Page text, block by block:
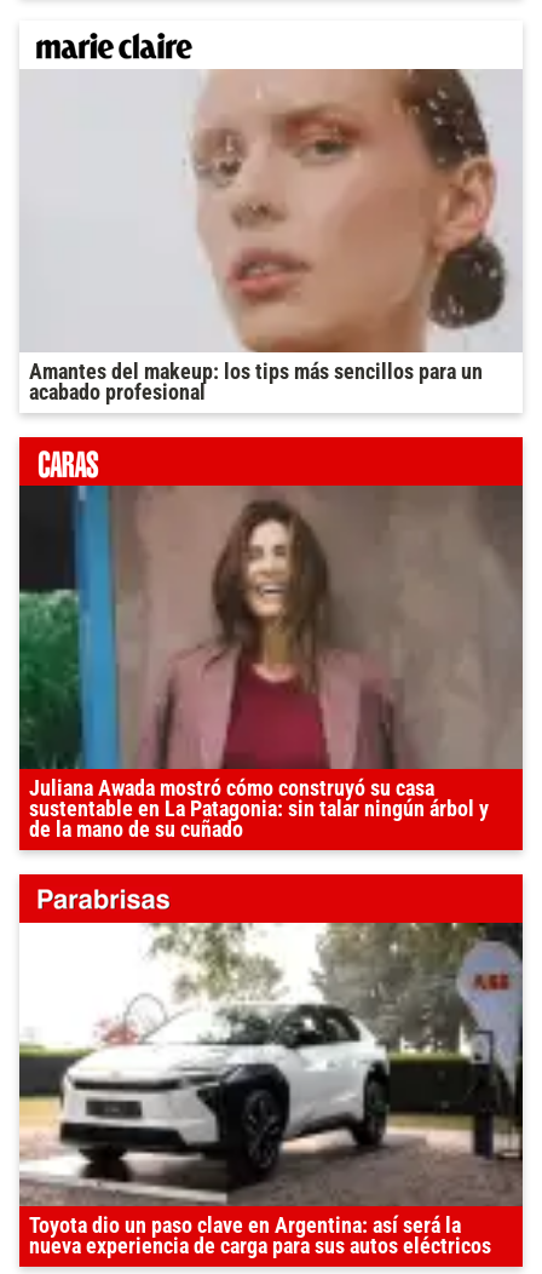
Amantes del makeup: los tips más sencillos para un
acabado profesional
Juliana Awada mostró cómo construyó su casa
sustentable en La Patagonia: sin talar ningún árbol y
de la mano de su cuñado
Toyota dio un paso clave en Argentina: así será la
nueva experiencia de carga para sus autos eléctricos